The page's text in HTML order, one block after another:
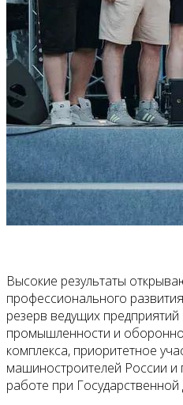
Высокие результаты
профессионального
резерв ведущих
промышленности и
комплекса, приоритетное
машиностроителей России и
работе при Государственной